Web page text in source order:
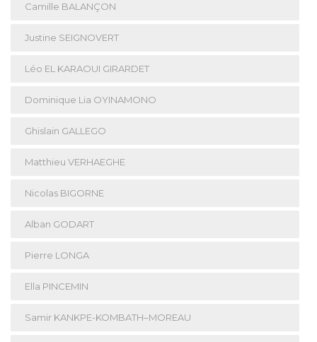
Camille BALANÇON
Justine SEIGNOVERT
Léo EL KARAOUI GIRARDET
Dominique Lia OYINAMONO
Ghislain GALLEGO
Matthieu VERHAEGHE
Nicolas BIGORNE
Alban GODART
Pierre LONGA
Ella PINCEMIN
Samir KANKPE-KOMBATH–MOREAU